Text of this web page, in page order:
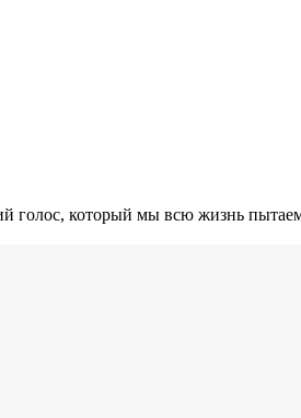
который мы всю жизнь